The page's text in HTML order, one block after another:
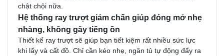
chật chội nữa.
Hệ thống ray trượt giảm chấn giúp đóng mở nhẹ
nhàng, không gây tiếng ồn
Thiết kế ray trượt sẽ giúp bạn tiết kiệm rất nhiều sức lực
khi lấy và cất đồ. Chỉ cần kéo nhẹ, ngăn tủ tự động đẩy ra